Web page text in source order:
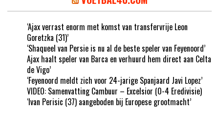
‘Ajax verrast enorm met komst van transfervrije Leon
Goretzka (31)’
‘Shaqueel van Persie is nu al de beste speler van Feyenoord’
Ajax haalt speler van Barca en verhuurd hem direct aan Celta
de Vigo’
‘Feyenoord meldt zich voor 24-jarige Spanjaard Javi Lopez’
VIDEO: Samenvatting Cambuur – Excelsior (0-4 Eredivisie)
‘Ivan Perisic (37) aangeboden bij Europese grootmacht’